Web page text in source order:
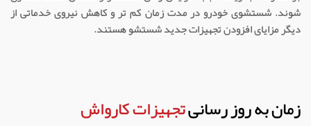
شوند. شستشوی خودرو در مدت زمان کم تر و کاهش نیروی خدماتی از
دیگر مزایای افزودن تجهیزات جدید شستشو هستند.
زمان به روز رسانیتجهیزات کارواش